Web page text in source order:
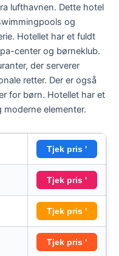
lufthavnen. Dette hotel
og
Hotellet har et fuldt
center og børneklub.
der serverer
retter. Der er også
for børn. Hotellet har et
elementer.
Tjek pris '
Tjek pris '
Tjek pris '
Tjek pris '